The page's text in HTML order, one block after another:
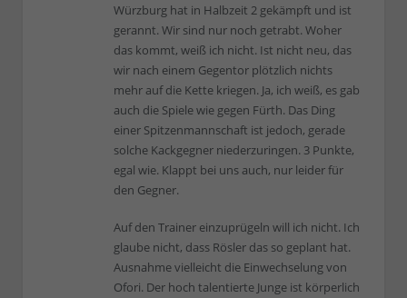
Würzburg hat in Halbzeit 2 gekämpft und ist
gerannt. Wir sind nur noch getrabt. Woher
das kommt, weiß ich nicht. Ist nicht neu, das
wir nach einem Gegentor plötzlich nichts
mehr auf die Kette kriegen. Ja, ich weiß, es gab
auch die Spiele wie gegen Fürth. Das Ding
einer Spitzenmannschaft ist jedoch, gerade
solche Kackgegner niederzuringen. 3 Punkte,
egal wie. Klappt bei uns auch, nur leider für
den Gegner.
Auf den Trainer einzuprügeln will ich nicht. Ich
glaube nicht, dass Rösler das so geplant hat.
Ausnahme vielleicht die Einwechselung von
Ofori. Der hoch talentierte Junge ist körperlich